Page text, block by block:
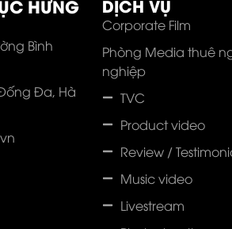
HƯNG
Bình
Đống Đa, Hà
DỊCH VỤ
Corporate Film
Phòng Media thuê
nghiệp
TVC
Product video
Review /
Music video
Livestream